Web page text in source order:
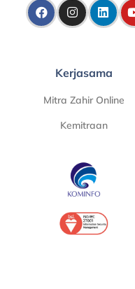
Kerjasama
Mitra Zahir Online
Kemitraan